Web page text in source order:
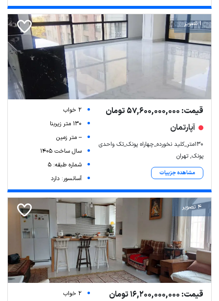
1 تصویر
قیمت: 57,600,000,000 تومان
آپارتمان
۱۳۰متر_کلید نخورده_چهاراه پونک_تک واحدی
پونک, تهران
مشاهده جزییات
2 خواب
130 متر زیربنا
-- متر زمین
سال ساخت 1405
شماره طبقه: 5
آسانسور: دارد
4 تصویر
قیمت: 16,200,000,000 تومان
2 خواب